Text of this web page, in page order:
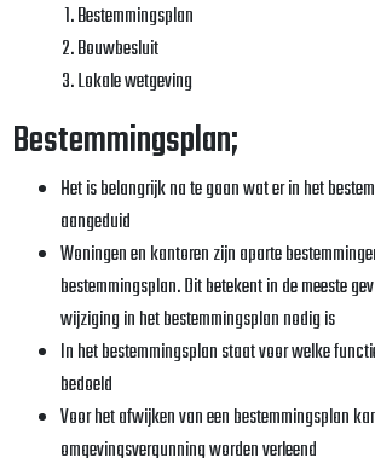
Bestemmingsplan
Bouwbesluit
Lokale wetgeving
Bestemmingsplan;
Het is belangrijk na te gaan wat er in het
aangeduid
Woningen en kantoren zijn aparte
bestemmingsplan. Dit betekent in de meeste
wijziging in het bestemmingsplan nodig is
In het bestemmingsplan staat voor welke
bedoeld
Voor het afwijken van een bestemmingsplan
omgevingsvergunning worden verleend